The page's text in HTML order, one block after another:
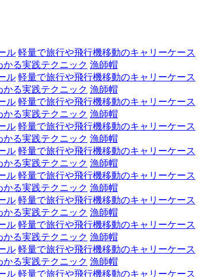
ル 軽量で旅行や飛行機移動のキャリーケース
かる実践テクニック 漁師帽
ル 軽量で旅行や飛行機移動のキャリーケース
かる実践テクニック 漁師帽
ル 軽量で旅行や飛行機移動のキャリーケース
かる実践テクニック 漁師帽
ル 軽量で旅行や飛行機移動のキャリーケース
かる実践テクニック 漁師帽
ル 軽量で旅行や飛行機移動のキャリーケース
かる実践テクニック 漁師帽
ル 軽量で旅行や飛行機移動のキャリーケース
かる実践テクニック 漁師帽
ル 軽量で旅行や飛行機移動のキャリーケース
かる実践テクニック 漁師帽
ル 軽量で旅行や飛行機移動のキャリーケース
かる実践テクニック 漁師帽
ル 軽量で旅行や飛行機移動のキャリーケース
かる実践テクニック 漁師帽
ル 軽量で旅行や飛行機移動のキャリーケース